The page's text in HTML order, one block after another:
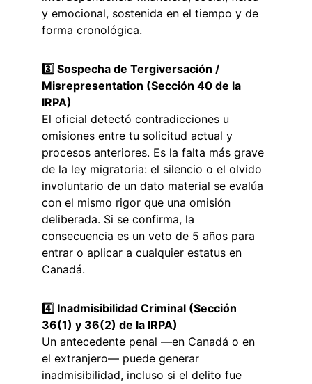
y emocional, sostenida en el tiempo y de
forma cronológica.
3️⃣ Sospecha de Tergiversación /
Misrepresentation (Sección 40 de la
IRPA)
El oficial detectó contradicciones u
omisiones entre tu solicitud actual y
procesos anteriores. Es la falta más grave
de la ley migratoria: el silencio o el olvido
involuntario de un dato material se evalúa
con el mismo rigor que una omisión
deliberada. Si se confirma, la
consecuencia es un veto de 5 años para
entrar o aplicar a cualquier estatus en
Canadá.
4️⃣ Inadmisibilidad Criminal (Sección
36(1) y 36(2) de la IRPA)
Un antecedente penal —en Canadá o en
el extranjero— puede generar
inadmisibilidad, incluso si el delito fue